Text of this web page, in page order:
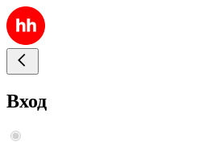
Вход